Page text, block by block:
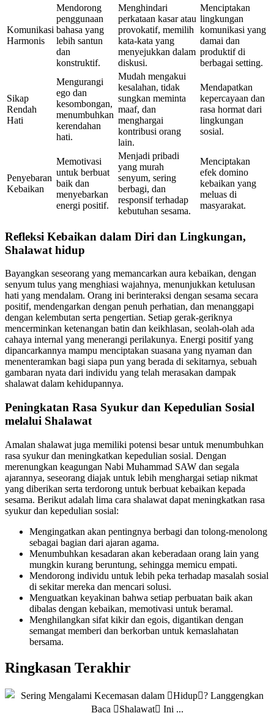
Komunikasi
Harmonis
Mendorong
penggunaan
bahasa yang
lebih santun
dan
konstruktif.
Menghindari
perkataan kasar atau
provokatif, memilih
kata-kata yang
menyejukkan dalam
diskusi.
Menciptakan
lingkungan
komunikasi yang
damai dan
produktif di
berbagai setting.
Sikap
Rendah
Hati
Mengurangi
ego dan
kesombongan,
menumbuhkan
kerendahan
hati.
Mudah mengakui
kesalahan, tidak
sungkan meminta
maaf, dan
menghargai
kontribusi orang
lain.
Mendapatkan
kepercayaan dan
rasa hormat dari
lingkungan
sosial.
Penyebaran
Kebaikan
Memotivasi
untuk berbuat
baik dan
menyebarkan
energi positif.
Menjadi pribadi
yang murah
senyum, sering
berbagi, dan
responsif terhadap
kebutuhan sesama.
Menciptakan
efek domino
kebaikan yang
meluas di
masyarakat.
Refleksi Kebaikan dalam Diri dan Lingkungan,
Shalawat hidup
Bayangkan seseorang yang memancarkan aura kebaikan, dengan
senyum tulus yang menghiasi wajahnya, menunjukkan ketulusan
hati yang mendalam. Orang ini berinteraksi dengan sesama secara
positif, mendengarkan dengan penuh perhatian, dan menanggapi
dengan kelembutan serta pengertian. Setiap gerak-geriknya
mencerminkan ketenangan batin dan keikhlasan, seolah-olah ada
cahaya internal yang menerangi perilakunya. Energi positif yang
dipancarkannya mampu menciptakan suasana yang nyaman dan
menenteramkan bagi siapa pun yang berada di sekitarnya, sebuah
gambaran nyata dari individu yang telah merasakan dampak
shalawat dalam kehidupannya.
Peningkatan Rasa Syukur dan Kepedulian Sosial
melalui Shalawat
Amalan shalawat juga memiliki potensi besar untuk menumbuhkan
rasa syukur dan meningkatkan kepedulian sosial. Dengan
merenungkan keagungan Nabi Muhammad SAW dan segala
ajarannya, seseorang diajak untuk lebih menghargai setiap nikmat
yang diberikan serta terdorong untuk berbuat kebaikan kepada
sesama. Berikut adalah lima cara shalawat dapat meningkatkan rasa
syukur dan kepedulian sosial:
Mengingatkan akan pentingnya berbagi dan tolong-menolong
sebagai bagian dari ajaran agama.
Menumbuhkan kesadaran akan keberadaan orang lain yang
mungkin kurang beruntung, sehingga memicu empati.
Mendorong individu untuk lebih peka terhadap masalah sosial
di sekitar mereka dan mencari solusi.
Menguatkan keyakinan bahwa setiap perbuatan baik akan
dibalas dengan kebaikan, memotivasi untuk beramal.
Menghilangkan sifat kikir dan egois, digantikan dengan
semangat memberi dan berkorban untuk kemaslahatan
bersama.
Ringkasan Terakhir